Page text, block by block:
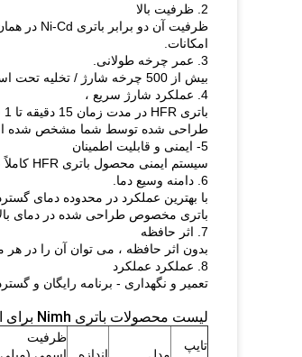
2. ظرفیت بالا
ظرفیت آن دو برابر باتری Ni-Cd در همان اندازه است که می تواند با بهبود محصول بسیار افزایش یابد
امکانات.
3. عمر چرخه طولانی.
بیش از 500 چرخه شارژ / تخلیه تحت استفاده عادی.
4. عملکرد شارژ سریع ،
باتری HFR در مدت زمان 15 دقیقه تا 1 ساعت عملکرد خوبی در شارژ سریع دارد
طراحی شده توسط شما مشخص شده
5- ایمنی و قابلیت اطمینان
سیستم ایمنی محصول باتری HFR کاملاً عالی است.
6. دامنه وسیع دما.
با بهترین عملکرد در محدوده دمای گسترده 0 ℃ -
باتری مخصوص طراحی شده در دمای بالا
7. اثر حافظه
بدون اثر حافظه ، می توان آن را در هر
8. عملکرد عملکرد
تعمیر و نگهداری - برنامه رایگان و
لیست محصولات باتری Nimh برای اندازه های AA و AAA
تایپ
ظرفیت